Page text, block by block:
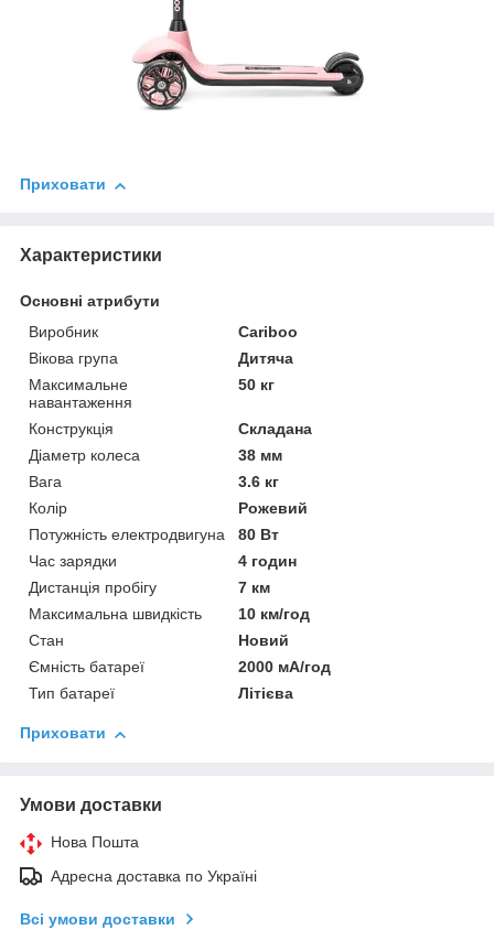
Приховати
Характеристики
Основні атрибути
Виробник
Cariboo
Вікова група
Дитяча
Максимальне
навантаження
50 кг
Конструкція
Складана
Діаметр колеса
38 мм
Вага
3.6 кг
Колір
Рожевий
Потужність електродвигуна
80 Вт
Час зарядки
4 годин
Дистанція пробігу
7 км
Максимальна швидкість
10 км/год
Стан
Новий
Ємність батареї
2000 мА/год
Тип батареї
Літієва
Приховати
Умови доставки
Нова Пошта
Адресна доставка по Україні
Всі умови доставки